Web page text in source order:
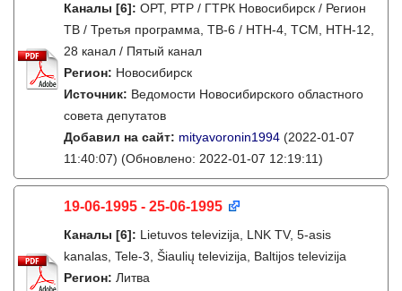
Каналы [6]: ОРТ, РТР / ГТРК Новосибирск / Регион
ТВ / Третья программа, ТВ-6 / НТН-4, ТСМ, НТН-12,
28 канал / Пятый канал
Регион: Новосибирск
Источник: Ведомости Новосибирского областного
совета депутатов
Добавил на сайт: mityavoronin1994 (2022-01-07
11:40:07) (Обновлено: 2022-01-07 12:19:11)
19-06-1995 - 25-06-1995
Каналы [6]: Lietuvos televizija, LNK TV, 5-asis
kanalas, Tele-3, Šiaulių televizija, Baltijos televizija
Регион: Литва